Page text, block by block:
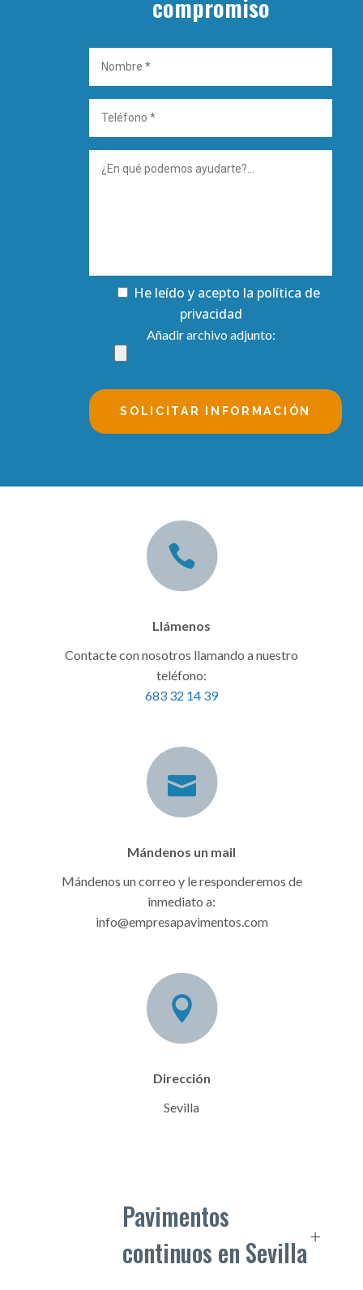
He leído y acepto la política de
privacidad
Añadir archivo adjunto:
Llámenos
Contacte con nosotros llamando a nuestro
teléfono:
683 32 14 39
Mándenos un mail
Mándenos un correo y le responderemos de
inmediato a:
info@empresapavimentos.com
Dirección
Sevilla
Pavimentos
continuos en Sevilla